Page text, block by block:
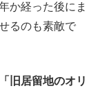
か経った後にま
るのも素敵で
「旧居留地のオリ